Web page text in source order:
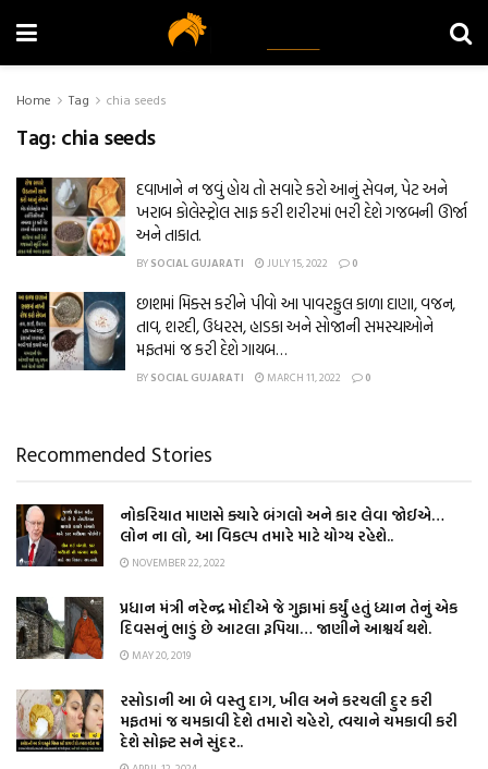
Home Tag chia seeds
Tag: chia seeds
દવાખાને ન જવું હોય તો સવારે કરો આનું સેવન, પેટ અને
ખરાબ કોલેસ્ટ્રોલ સાફ કરી શરીરમાં ભરી દેશે ગજબની ઊર્જા
અને તાકાત.
BY SOCIAL GUJARATI JULY 15, 2022 0
છાશમાં મિક્સ કરીને પીવો આ પાવરફુલ કાળા દાણા, વજન,
તાવ, શરદી, ઉધરસ, હાડકા અને સોજાની સમસ્યાઓને
મફતમાં જ કરી દેશે ગાયબ…
BY SOCIAL GUJARATI MARCH 11, 2022 0
Recommended Stories
નોકરિયાત માણસે ક્યારે બંગલો અને કાર લેવા જોઈએ…
લોન ના લો, આ વિકલ્પ તમારે માટે યોગ્ય રહેશે..
NOVEMBER 22, 2022
પ્રધાન મંત્રી નરેન્દ્ર મોદીએ જે ગુફામાં કર્યું હતું ધ્યાન તેનું એક
દિવસનું ભાડું છે આટલા રૂપિયા… જાણીને આશ્વર્ય થશે.
MAY 20, 2019
રસોડાની આ બે વસ્તુ દાગ, ખીલ અને કરચલી દુર કરી
મફતમાં જ ચમકાવી દેશે તમારો ચહેરો, ત્વચાને ચમકાવી કરી
દેશે સોફ્ટ સને સુંદર..